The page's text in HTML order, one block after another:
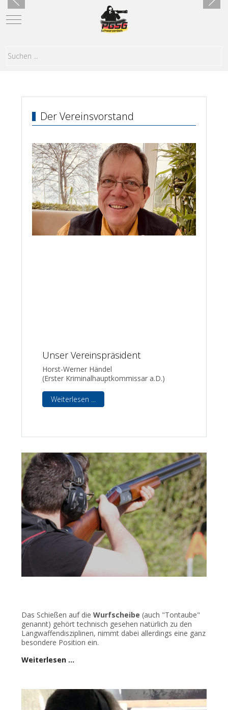
Mobile Menu Toggle
Der Vereinsvorstand
Unser Vereinspräsident
Horst-Werner Händel
(Erster Kriminalhauptkommissar a.D.)
Weiterlesen ...
Das Schießen auf die Wurfscheibe (auch "Tontaube"
genannt) gehört technisch gesehen natürlich zu den
Langwaffendisziplinen, nimmt dabei allerdings eine ganz
besondere Position ein.
Weiterlesen …